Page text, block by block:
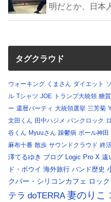
明だとか、日本
タグクラウド
ウォーキング くまさん ダイエット
ル Tシャツ JOE トランプ大統領 糖
ー 還暦パーティ 大統領選挙 三芳菊
文田くん 田中ハジメ パンクロック
谷くん Myuuさん 躁鬱病 ポール神田
麻布十番 散歩 サウンドクラウド 終
澤てるゆき ブログ Logic Pro X 遠
ド・ボウイ 海外旅行 バンド歴史
クバー・シリコンカフェ ロッ
テラ doTERRA 妻のりこ